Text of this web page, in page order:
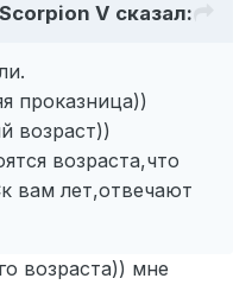
Scorpion V сказал:
проказница))
возраст))
возраста,что
вам лет,отвечают
возраста)) мне